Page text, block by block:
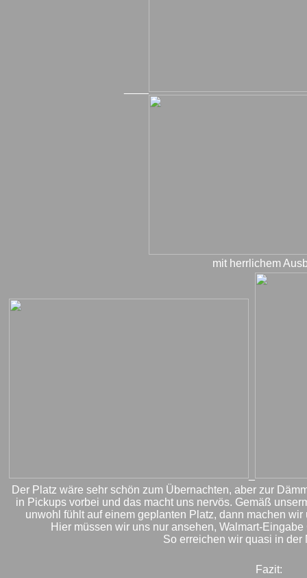
mit herrlichem
Der Platz wäre sehr schön zum Übernachten, aber zur
in Pickups vorbei und das macht uns nervös. Gemäß
unwohl fühlt auf einem geplanten Platz, dann machen
Hier müssen wir uns nur ansehen, Walmart-
So erreichen wir quasi in der
Fazit: